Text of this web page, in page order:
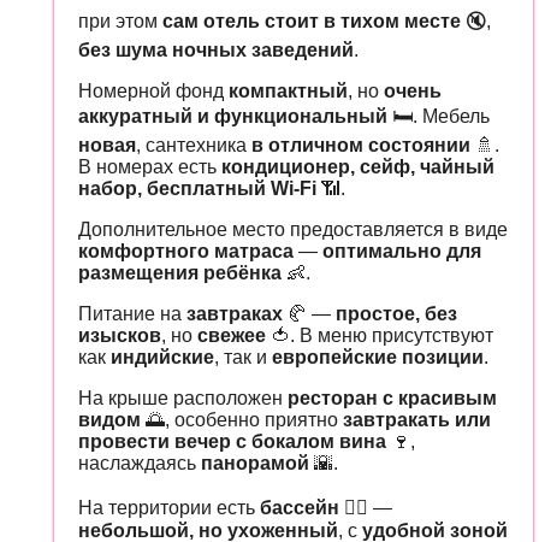
при этом сам отель стоит в тихом месте 🔇,
без шума ночных заведений.
Номерной фонд компактный, но очень
аккуратный и функциональный 🛏️. Мебель
новая, сантехника в отличном состоянии 🚿.
В номерах есть кондиционер, сейф, чайный
набор, бесплатный Wi-Fi 📶.
Дополнительное место предоставляется в виде
комфортного матраса — оптимально для
размещения ребёнка 👶.
Питание на завтраках 🥐 — простое, без
изысков, но свежее 🍅. В меню присутствуют
как индийские, так и европейские позиции.
На крыше расположен ресторан с красивым
видом 🌅, особенно приятно завтракать или
провести вечер с бокалом вина 🍷,
наслаждаясь панорамой 🌇.
На территории есть бассейн 🏊‍♂️ —
небольшой, но ухоженный, с удобной зоной